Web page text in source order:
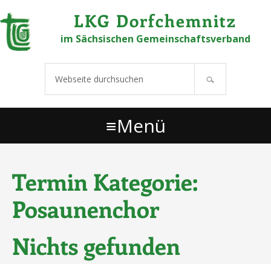
Links
überspringen
Zur Hauptnavigation springen
Zum Inhalt springen
Zur Hauptsidebar springen
Zu den Fußzeilenwidgets springen
LKG Dorfchemnitz
im Sächsischen Gemeinschaftsverband
durchsuchen
Menü
Termin Kategorie:
Posaunenchor
Nichts gefunden